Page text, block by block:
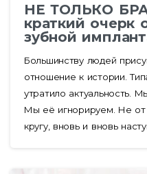
НЕ ТОЛЬКО
краткий очерк
зубной
Большинству людей
отношение к истории.
утратило актуальность.
Мы её игнорируем. Не
кругу, вновь и вновь